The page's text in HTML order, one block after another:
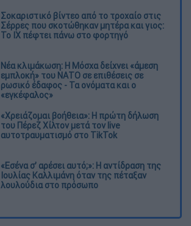
Σοκαριστικό βίντεο από το τροχαίο στις
Σέρρες που σκοτώθηκαν μητέρα και γιος:
Το ΙΧ πέφτει πάνω στο φορτηγό
Νέα κλιμάκωση: Η Μόσχα δείχνει «άμεση
εμπλοκή» του ΝΑΤΟ σε επιθέσεις σε
ρωσικό έδαφος - Τα ονόματα και ο
«εγκέφαλος»
«Χρειάζομαι βοήθεια»: Η πρώτη δήλωση
του Πέρεζ Χίλτον μετά τον live
αυτοτραυματισμό στο TikTok
«Εσένα σ’ αρέσει αυτό;»: Η αντίδραση της
Ιουλίας Καλλιμάνη όταν της πέταξαν
λουλούδια στο πρόσωπο